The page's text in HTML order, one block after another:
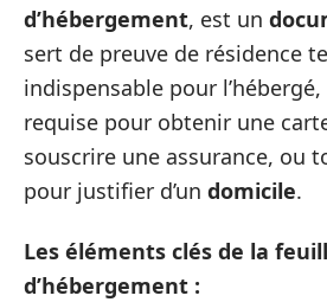
d’hébergement, est un
sert de preuve de résidence
indispensable pour
requise pour obtenir une
souscrire une assurance, ou
pour justifier d’un domicile.
Les éléments clés de la
d’hébergement :